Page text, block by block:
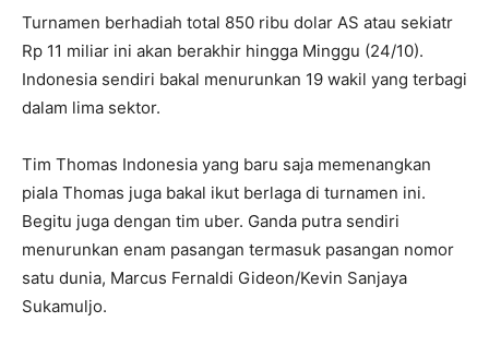
Turnamen berhadiah total 850 ribu dolar AS atau sekiatr
Rp 11 miliar ini akan berakhir hingga Minggu (24/10).
Indonesia sendiri bakal menurunkan 19 wakil yang terbagi
dalam lima sektor.
Tim Thomas Indonesia yang baru saja memenangkan
piala Thomas juga bakal ikut berlaga di turnamen ini.
Begitu juga dengan tim uber. Ganda putra sendiri
menurunkan enam pasangan termasuk pasangan nomor
satu dunia, Marcus Fernaldi Gideon/Kevin Sanjaya
Sukamuljo.